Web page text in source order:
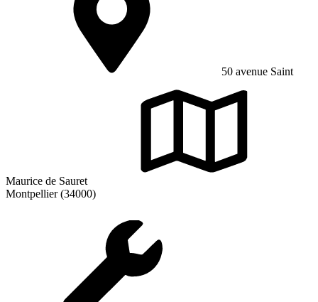
50 avenue Saint
Maurice de Sauret
Montpellier (34000)